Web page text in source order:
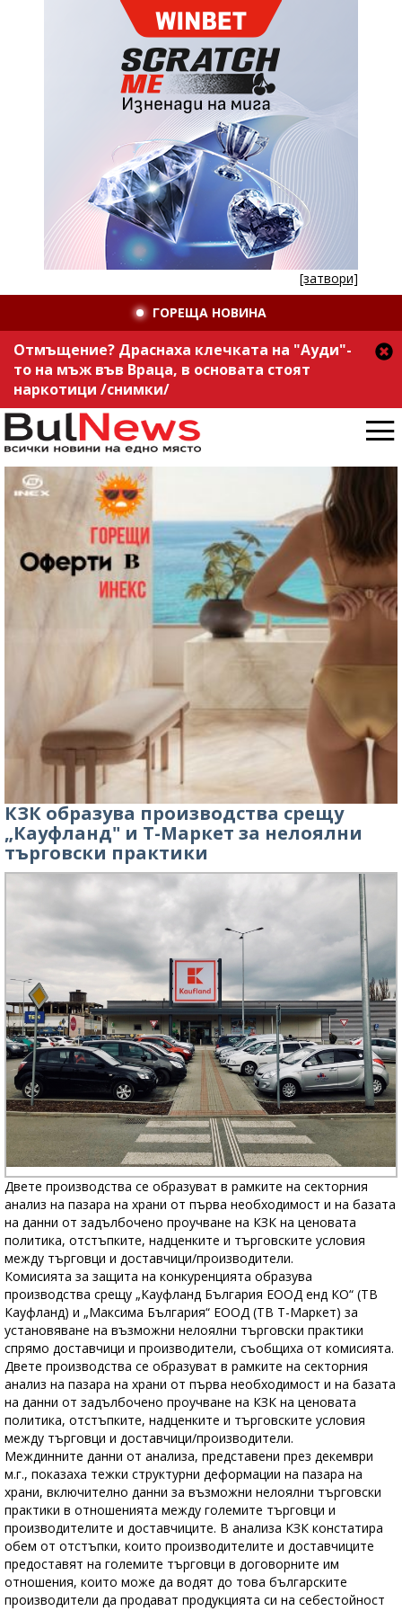
[затвори]
ГОРЕЩА НОВИНА
Отмъщение? Драснаха клечката на "Ауди"-
то на мъж във Враца, в основата стоят
наркотици /снимки/
КЗК образува производства срещу
„Кауфланд" и Т-Маркет за нелоялни
търговски практики
Двете производства се образуват в рамките на секторния
анализ на пазара на храни от първа необходимост и на базата
на данни от задълбочено проучване на КЗК на ценовата
политика, отстъпките, надценките и търговските условия
между търговци и доставчици/производители.
Комисията за защита на конкуренцията образува
производства срещу „Кауфланд България ЕООД енд КО“ (ТВ
Кауфланд) и „Максима България“ ЕООД (ТВ Т-Маркет) за
установяване на възможни нелоялни търговски практики
спрямо доставчици и производители, съобщиха от комисията.
Двете производства се образуват в рамките на секторния
анализ на пазара на храни от първа необходимост и на базата
на данни от задълбочено проучване на КЗК на ценовата
политика, отстъпките, надценките и търговските условия
между търговци и доставчици/производители.
Междинните данни от анализа, представени през декември
м.г., показаха тежки структурни деформации на пазара на
храни, включително данни за възможни нелоялни търговски
практики в отношенията между големите търговци и
производителите и доставчиците. В анализа КЗК констатира
обем от отстъпки, които производителите и доставчиците
предоставят на големите търговци в договорните им
отношения, които може да водят до това българските
производители да продават продукцията си на себестойност